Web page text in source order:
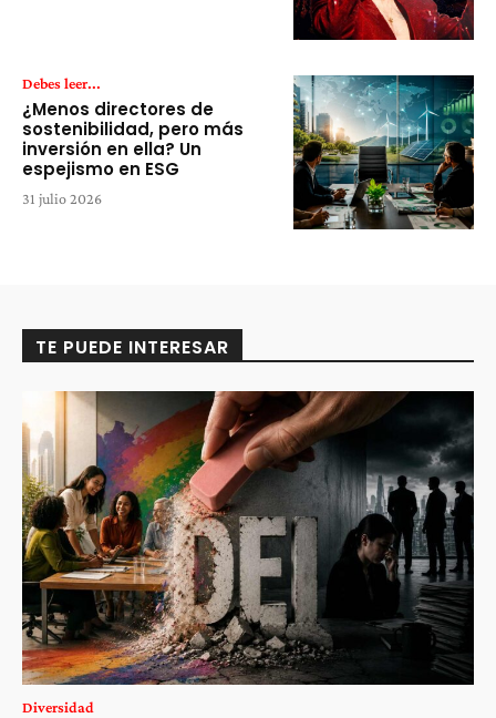
Debes leer...
¿Menos directores de
sostenibilidad, pero más
inversión en ella? Un
espejismo en ESG
31 julio 2026
TE PUEDE INTERESAR
Diversidad